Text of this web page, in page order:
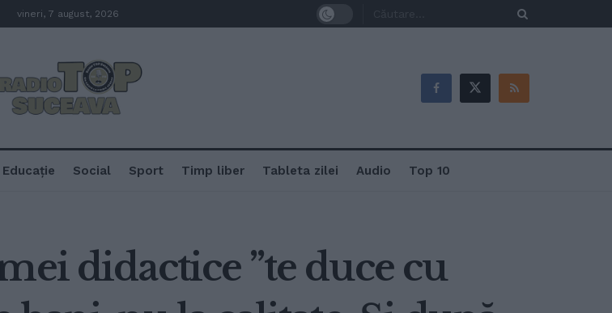
vineri, 7 august, 2026
Educație Social Sport Timp liber Tableta zilei Audio Top 10
didactice ”te duce cu